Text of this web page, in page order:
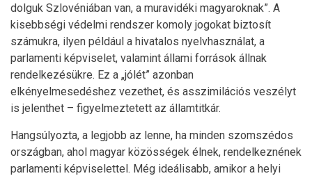
dolguk Szlovéniában van, a muravidéki magyaroknak”. A
kisebbségi védelmi rendszer komoly jogokat biztosít
számukra, ilyen például a hivatalos nyelvhasználat, a
parlamenti képviselet, valamint állami források állnak
rendelkezésükre. Ez a „jólét” azonban
elkényelmesedéshez vezethet, és asszimilációs veszélyt
is jelenthet – figyelmeztetett az államtitkár.
Hangsúlyozta, a legjobb az lenne, ha minden szomszédos
országban, ahol magyar közösségek élnek, rendelkeznének
parlamenti képviselettel. Még ideálisabb, amikor a helyi